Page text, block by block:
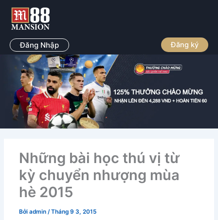
Nhảy
dung Đăng Nhập Đăng ký
Những bài học thú vị từ
kỳ chuyển nhượng mùa
hè 2015
Bởiadmin/Tháng 9 3, 2015